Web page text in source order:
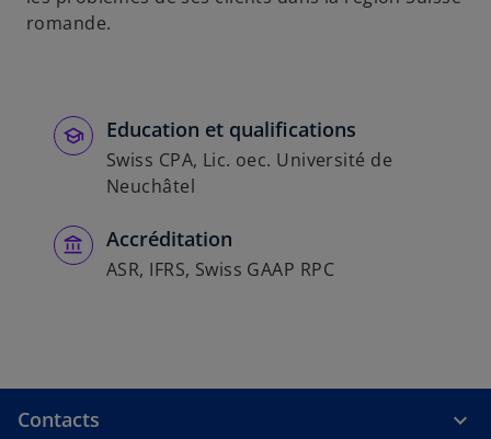
romande.
Education et qualifications
Swiss CPA, Lic. oec. Université de
Neuchâtel
Accréditation
ASR, IFRS, Swiss GAAP RPC
Contacts